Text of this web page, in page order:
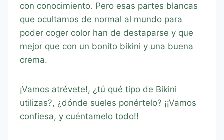
con conocimiento. Pero esas partes blancas
que ocultamos de normal al mundo para
poder coger color han de destaparse y que
mejor que con un bonito bikini y una buena
crema.
¡Vamos atrévete!, ¿tú qué tipo de Bikini
utilizas?, ¿dónde sueles ponértelo? ¡¡Vamos
confiesa, y cuéntamelo todo!!